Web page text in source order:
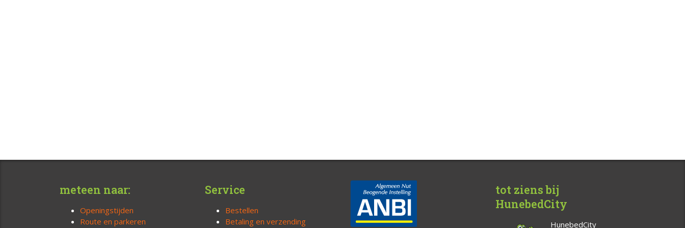
meteen naar:
Openingstijden
Route en parkeren
Service
Bestellen
Betaling en verzending
tot ziens bij
HunebedCity
HunebedCity